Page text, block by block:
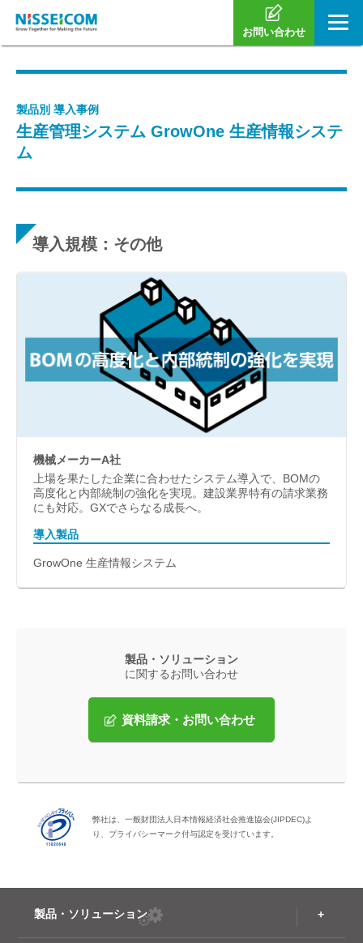
お問い合わせ
製品別 導入事例
生産管理システム GrowOne 生産情報システ
ム
導入規模：その他
機械メーカーA社
上場を果たした企業に合わせたシステム導入で、BOMの
高度化と内部統制の強化を実現。建設業界特有の請求業務
にも対応。GXでさらなる成長へ。
導入製品
GrowOne 生産情報システム
製品・ソリューション
に関するお問い合わせ
資料請求・お問い合わせ
弊社は、一般財団法人日本情報経済社会推進協会(JIPDEC)よ
り、プライバシーマーク付与認定を受けています。
製品・ソリューション